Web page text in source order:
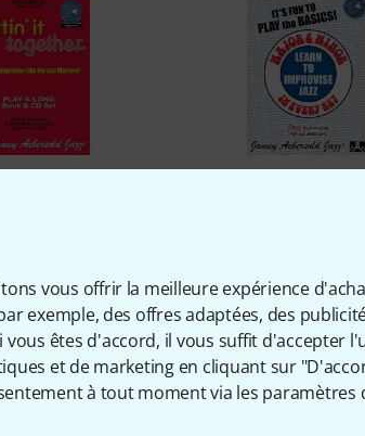
vous offrir la meilleure expérience
exemple, des offres adaptées, des
êtes d'accord, il vous suffit d'accepter
et de marketing en cliquant sur
à tout moment via les paramètres
Gettin' It
27 €
8%
Jamey Aebersold
Minor
24,70 €